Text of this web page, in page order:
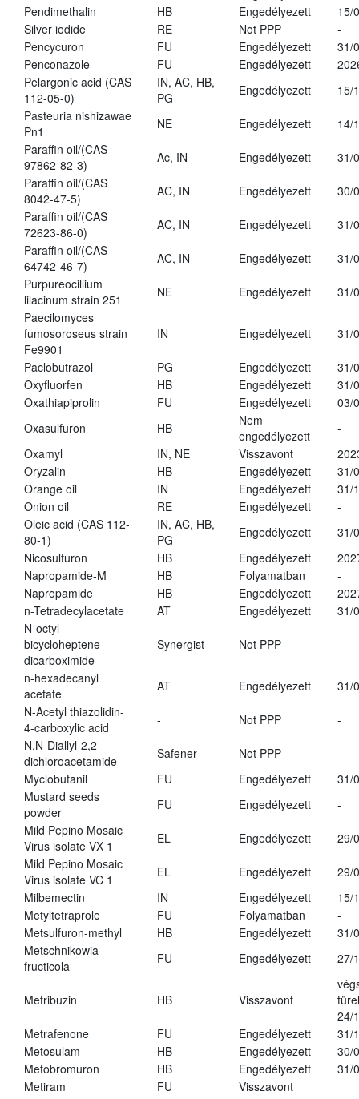
Pendimethalin
HB Engedélyezett
15/
Silver iodide
RE Not PPP
-
Pencycuron
FU Engedélyezett
31/
Penconazole
FU Engedélyezett
Pelargonic acid (CAS
112-05-0)
IN, AC, HB,
PG
Engedélyezett
15/
Pasteuria nishizawae
Pn1
NE Engedélyezett
14/
Paraffin oil/(CAS
97862-82-3)
Ac, IN Engedélyezett
31/
Paraffin oil/(CAS
8042-47-5)
AC, IN Engedélyezett
30/
Paraffin oil/(CAS
72623-86-0)
AC, IN Engedélyezett
31/
Paraffin oil/(CAS
64742-46-7)
AC, IN Engedélyezett
31/
Purpureocillium
lilacinum strain 251
NE Engedélyezett
31/
Paecilomyces
fumosoroseus strain
Fe9901
IN Engedélyezett 31/
Paclobutrazol PG Engedélyezett
31/
Oxyfluorfen
HB Engedélyezett
31/
Oxathiapiprolin
FU Engedélyezett
03/
Oxasulfuron
HB
Nem
engedélyezett
-
Oxamyl
IN, NE Visszavont
Oryzalin
HB Engedélyezett
31/
Orange oil
IN Engedélyezett
31/
Onion oil
RE Engedélyezett
-
Oleic acid (CAS 112-
80-1)
IN, AC, HB,
PG
Engedélyezett
31/
Nicosulfuron
HB Engedélyezett
Napropamide-M
HB Folyamatban
-
Napropamide
HB Engedélyezett
n-Tetradecylacetate
AT Engedélyezett
31/
N-octyl
bicycloheptene
dicarboximide
Synergist Not PPP -
n-hexadecanyl
acetate
AT Engedélyezett
31/
N-Acetyl thiazolidin-
4-carboxylic acid
- Not PPP
-
N,N-Diallyl-2,2-
dichloroacetamide
Safener Not PPP
-
Myclobutanil
FU Engedélyezett
31/
Mustard seeds
powder
FU Engedélyezett
-
Mild Pepino Mosaic
Virus isolate VX 1
EL Engedélyezett
29/
Mild Pepino Mosaic
Virus isolate VC 1
EL Engedélyezett
29/
Milbemectin
IN Engedélyezett
15/
Metyltetraprole
FU Folyamatban
-
Metsulfuron-methyl
HB Engedélyezett
31/
Metschnikowia
fructicola
FU Engedélyezett 27/
Metribuzin HB Visszavont
24/
Metrafenone
FU Engedélyezett
31/
Metosulam
HB Engedélyezett
30/
Metobromuron
HB Engedélyezett
31/
Metiram
FU
Visszavont